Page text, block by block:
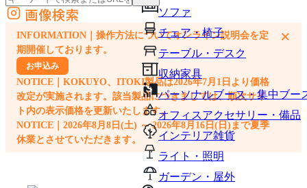
ソファ
チェア・椅子
テーブル・デスク
収納家具
パーソナルブース・集中ブー
オフィスアクセサリー・備品
インテリア雑貨
ライト・照明
ガーデン・屋外
外部サイトの商品をカートに追加
他のサイトで見つけた商品ページのURLを貼り付けて、カートに追加できます
画像検索
INFORMATION｜操作方法についてオンライン説明会を定
期開催しております。
お申込み
NOTICE｜KOKUYO、ITOKI製品は2026年7月1日より価格
改定が実施されます。該当製品につきましては、順次サイ
ト内の表示価格を更新いたします。
NOTICE｜2026年8月8日(土) ～ 2026年8月16日(日)まで夏季
休業とさせていただきます。
×